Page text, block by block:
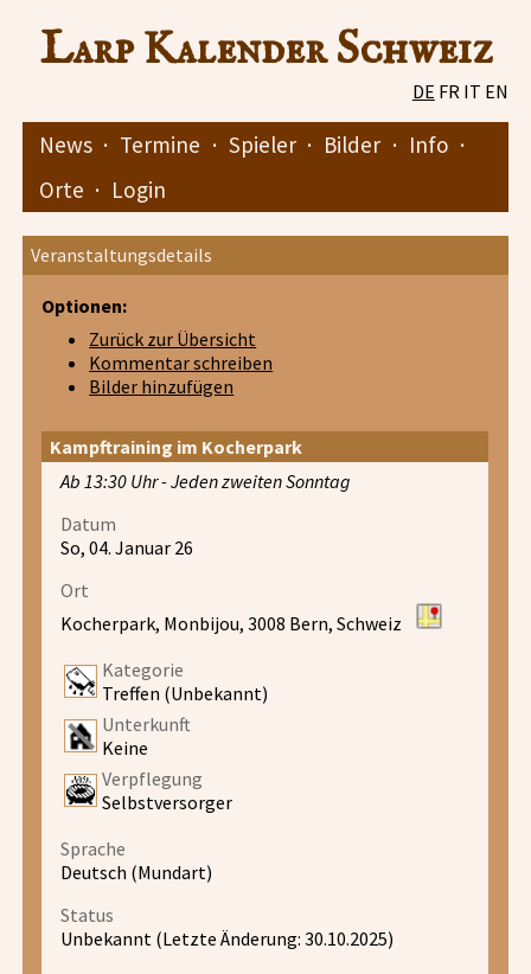
Larp Kalender Schweiz
DE FR IT EN
News · Termine · Spieler · Bilder · Info ·
Orte · Login
Veranstaltungsdetails
Optionen:
Zurück zur Übersicht
Kommentar schreiben
Bilder hinzufügen
Kampftraining im Kocherpark
Ab 13:30 Uhr - Jeden zweiten Sonntag
Datum
So, 04. Januar 26
Ort
Kocherpark, Monbijou, 3008 Bern, Schweiz
Kategorie
Treffen (Unbekannt)
Unterkunft
Keine
Verpflegung
Selbstversorger
Sprache
Deutsch (Mundart)
Status
Unbekannt (Letzte Änderung: 30.10.2025)